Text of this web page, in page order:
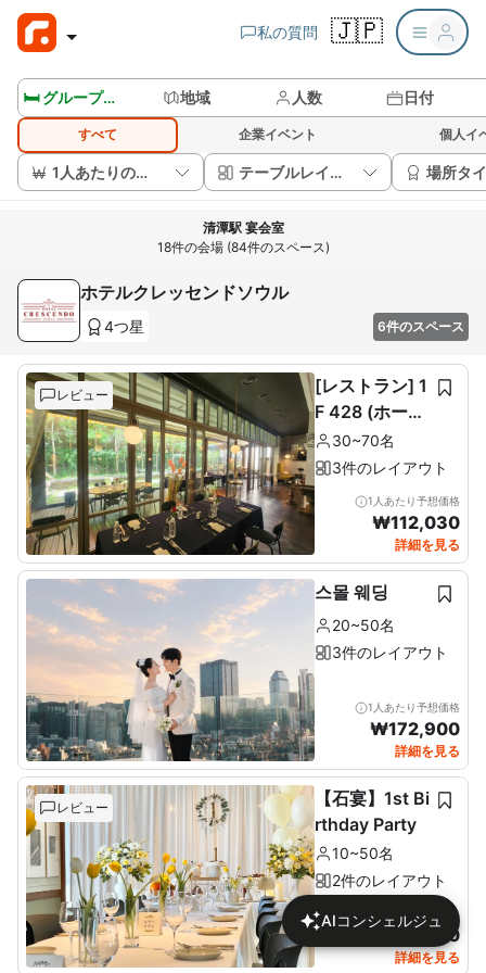
私の質問 🇯🇵
🛏️ グループルームを見る 地域 人数 日付
すべて 企業イベント 個人イ
1人あたりの価格 テーブルレイアウト 場所タ
清潭駅 宴会室
18件の会場 (84件のスペース)
ホテルクレッセンドソウル
4つ星 6件のスペース
レビュー
[レストラン] 1
F 428 (ホール
60席+ルーム1
0席)
30~70名
3件のレイアウト
1人あたり予想価格
₩112,030
詳細を見る
스몰 웨딩
20~50名
3件のレイアウト
1人あたり予想価格
₩172,900
詳細を見る
レビュー
【石宴】1st Bi
rthday Party
10~50名
2件のレイアウト
1人あたり予想価格
137,680
詳細を見る
AIコンシェルジュ